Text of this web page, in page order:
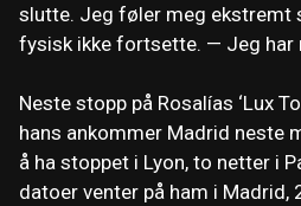
slutte. Jeg føler meg ekstremt
fysisk ikke fortsette. — Jeg har
Neste stopp på Rosalías ‘Lux
hans ankommer Madrid neste
å ha stoppet i Lyon, to netter i
datoer venter på ham i Madrid,